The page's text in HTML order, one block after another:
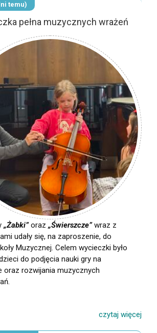
pełna muzycznych wrażeń
temu)
„Żabki”oraz „Świerszcze”wraz z
udały się, na zaproszenie, do
Muzycznej. Celem wycieczki było
do podjęcia nauki gry na
oraz rozwijania muzycznych